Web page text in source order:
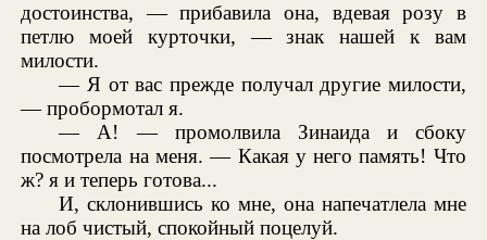
достоинства, — прибавила она, вдевая розу в
петлю моей курточки, — знак нашей к вам
милости.
— Я от вас прежде получал другие милости,
— пробормотал я.
— А! — промолвила Зинаида и сбоку
посмотрела на меня. — Какая у него память! Что
ж? я и теперь готова...
И, склонившись ко мне, она напечатлела мне
на лоб чистый, спокойный поцелуй.